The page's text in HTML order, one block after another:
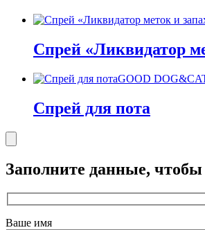
Спрей «Ликвидатор
GOOD
Спрей для пота
Заполните данные,
Ваше имя